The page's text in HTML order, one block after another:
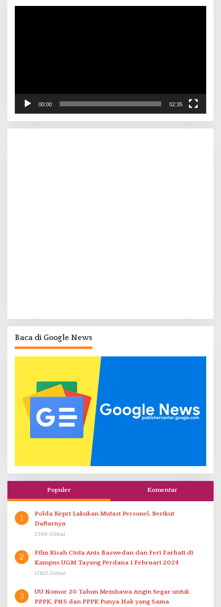
00:00 02:35
Baca di Google News
Populer Komentar
1
Polda Kepri Lakukan Mutasi Personel, Berikut
Daftarnya
23419 Dilihat
2
Film Kisah Cinta Anis Baswedan dan Feri Farhati di
Kampus UGM Tayang Perdana 1 Februari 2024
17825 Dilihat
3
UU Nomor 20 Tahun Membawa Angin Segar untuk
PPPK. PNS dan PPPK Punya Hak yang Sama